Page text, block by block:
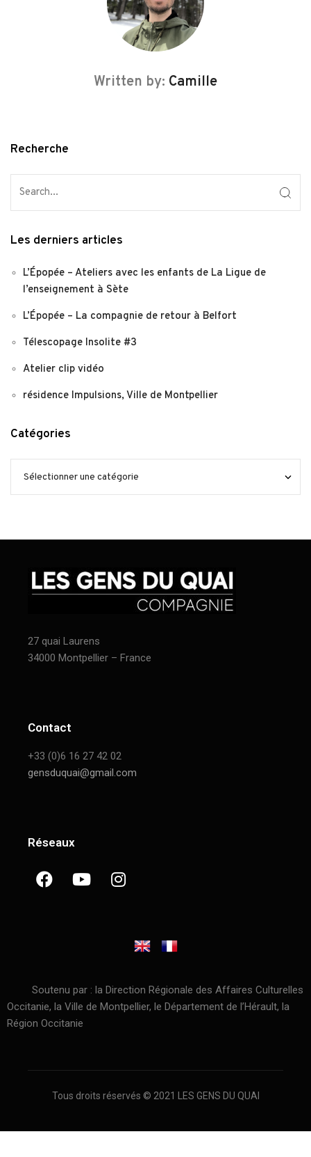
Written by: Camille
Recherche
Les derniers articles
L’Épopée – Ateliers avec les enfants de La Ligue de
l’enseignement à Sète
L’Épopée – La compagnie de retour à Belfort
Télescopage Insolite #3
Atelier clip vidéo
résidence Impulsions, Ville de Montpellier
Catégories
27 quai Laurens
34000 Montpellier – France
Contact
+33 (0)6 16 27 42 02
gensduquai@gmail.com
Réseaux
Soutenu par : la Direction Régionale des Affaires Culturelles
Occitanie, la Ville de Montpellier, le Département de l’Hérault, la
Région Occitanie
Tous droits réservés © 2021 LES GENS DU QUAI